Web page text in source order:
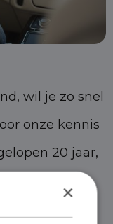
wil je zo snel
onze kennis
20 jaar,
24 uur al in
×